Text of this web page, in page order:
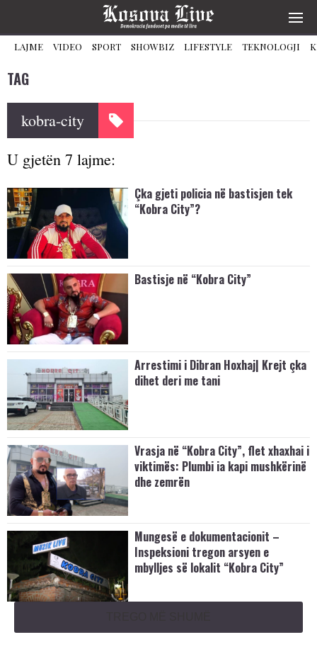
LAJME VIDEO SPORT SHOWBIZ LIFESTYLE TEKNOLOGJI
TAG
kobra-city
U gjetën 7 lajme:
Çka gjeti policia në bastisjen tek
“Kobra City”?
Bastisje në “Kobra City”
Arrestimi i Dibran Hoxhaj| Krejt çka
dihet deri me tani
Vrasja në “Kobra City”, flet xhaxhai i
viktimës: Plumbi ia kapi mushkërinë
dhe zemrën
Mungesë e dokumentacionit –
Inspeksioni tregon arsyen e
mbylljes së lokalit “Kobra City”